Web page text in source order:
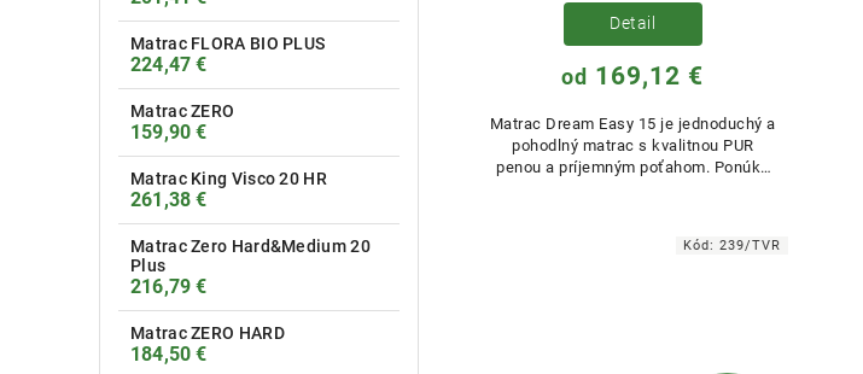
Matrac FLORA BIO PLUS
224,47 €
Matrac ZERO
159,90 €
Matrac King Visco 20 HR
261,38 €
Matrac Zero Hard&Medium 20
Plus
216,79 €
Matrac ZERO HARD
184,50 €
od 169,12 €
Detail
Matrac Dream Easy 15 je jednoduchý a
pohodlný matrac s kvalitnou PUR
penou a príjemným poťahom. Ponúka
Kód:239/TVR